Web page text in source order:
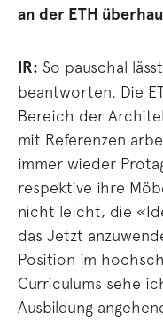
an der ETH
IR: So pauschal
beantworten. Die
Bereich der
mit Referenzen
immer wieder
respektive ihre
nicht leicht, die
das Jetzt
Position im
Curriculums sehe
Ausbildung